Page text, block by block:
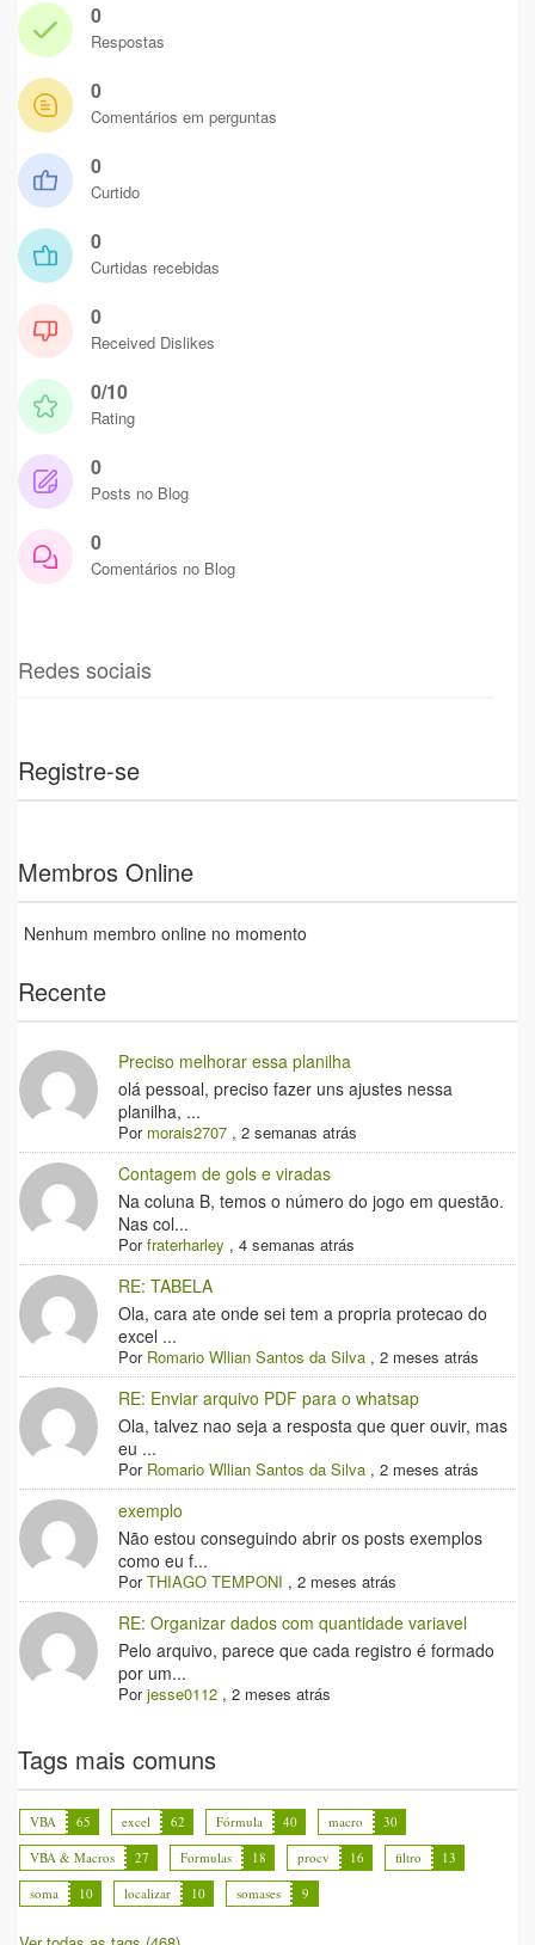
0
Respostas
0
Comentários em perguntas
0
Curtido
0
Curtidas recebidas
0
Received Dislikes
0/10
Rating
0
Posts no Blog
0
Comentários no Blog
Redes sociais
Registre-se
Membros Online
Nenhum membro online no momento
Recente
Preciso melhorar essa planilha
olá pessoal, preciso fazer uns ajustes nessa
planilha, ...
Por morais2707 ,2 semanas atrás
Contagem de gols e viradas
Na coluna B, temos o número do jogo em questão.
Nas col...
Porfraterharley ,4 semanas atrás
RE: TABELA
Ola, cara ate onde sei tem a propria protecao do
excel ...
Por Romario Wllian Santos da Silva ,2 meses atrás
RE: Enviar arquivo PDF para o whatsap
Ola, talvez nao seja a resposta que quer ouvir, mas
eu ...
Por Romario Wllian Santos da Silva ,2 meses atrás
exemplo
Não estou conseguindo abrir os posts exemplos
como eu f...
PorTHIAGO TEMPONI ,2 meses atrás
RE: Organizar dados com quantidade variavel
Pelo arquivo, parece que cada registro é formado
por um...
Porjesse0112 ,2 meses atrás
Tags mais comuns
VBA 65 excel 62 Fórmula 40 macro
30
VBA & Macros
27 Formulas 18 procv 16 filtro
13
soma
10 localizar 10 somases 9